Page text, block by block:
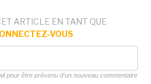
ARTICLE EN TANT QUE
VOUS
pour être prévenu d'un nouveau commentaire